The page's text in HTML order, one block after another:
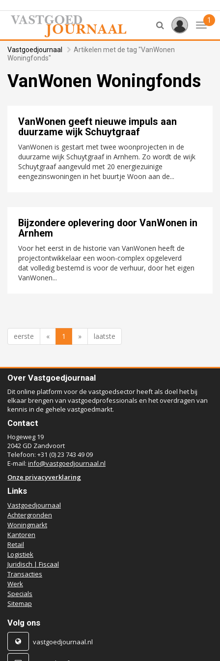
1
Vastgoedjournaal
Artikelen met de tag "VanWonen
Woningfonds"
VanWonen Woningfonds
VanWonen geeft nieuwe impuls aan
duurzame wijk Schuytgraaf
VanWonen is gestart met twee woonprojecten in de
duurzame wijk Schuytgraaf in Arnhem. Zo wordt de wijk
Schuytgraaf aangevuld met 20 energiezuinige
eengezinswoningen in het buurtje Woon aan de...
Bijzondere oplevering door VanWonen in
Arnhem
Voor het eerst in de historie van VanWonen heeft de
projectontwikkelaar een woon-complex opgeleverd
dat volledig bestemd is voor de verhuur, door het eigen
VanWonen...
eerste « 1 » laatste
Over Vastgoedjournaal
Dit online platform voor de vastgoedsector heeft als doel het bij
elkaar brengen van vastgoedprofessionals en het overdragen van
kennis in de gehele vastgoedmarkt.
Contact
Hogeweg 19
2042 GD Zandvoort
Telefoon: +31 (0) 23 743 49 09
E-mail: info@vastgoedjournaal.nl
Onze privacyverklaring
Links
Vastgoedjournaal
Achtergronden
Woningmarkt
Kantoren
Retail
Logistiek
Juridisch | Fiscaal
Transacties
Werk
Specials
Sitemap
Volg ons
vastgoedjournaal.nl